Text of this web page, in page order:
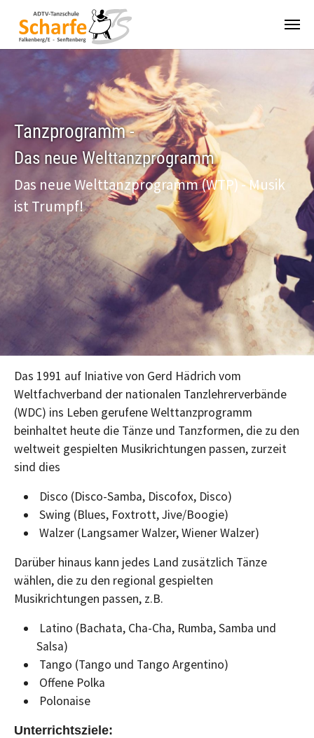
Zum Hauptinhalt springen
Tanzprogramm -
Das neue Welttanzprogramm
Das neue Welttanzprogramm (WTP) - Musik
ist Trumpf!
Das 1991 auf Iniative von Gerd Hädrich vom
Weltfachverband der nationalen Tanzlehrerverbände
(WDC) ins Leben gerufene Welttanzprogramm
beinhaltet heute die Tänze und Tanzformen, die zu den
weltweit gespielten Musikrichtungen passen, zurzeit
sind dies
Disco (Disco-Samba, Discofox, Disco)
Swing (Blues, Foxtrott, Jive/Boogie)
Walzer (Langsamer Walzer, Wiener Walzer)
Darüber hinaus kann jedes Land zusätzlich Tänze
wählen, die zu den regional gespielten
Musikrichtungen passen, z.B.
Latino (Bachata, Cha-Cha, Rumba, Samba und
Salsa)
Tango (Tango und Tango Argentino)
Offene Polka
Polonaise
Unterrichtsziele: